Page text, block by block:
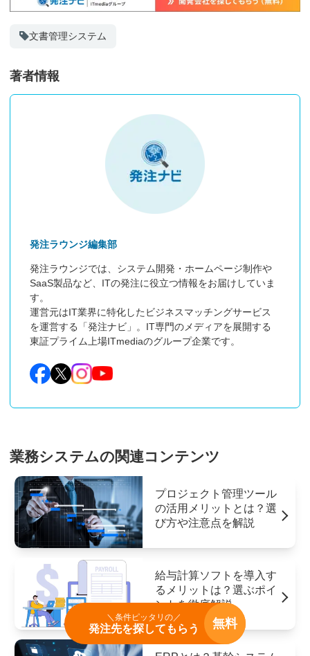
文書管理システム
著者情報
発注ラウンジ編集部
発注ラウンジでは、システム開発・ホームページ制作や
SaaS製品など、ITの発注に役立つ情報をお届けしていま
す。
運営元はIT業界に特化したビジネスマッチングサービス
を運営する「発注ナビ」。IT専門のメディアを展開する
東証プライム上場ITmediaのグループ企業です。
業務システムの関連コンテンツ
プロジェクト管理ツール
の活用メリットとは？選
び方や注意点を解説
給与計算ソフトを導入す
るメリットは？選ぶポイ
ントを徹底解説
＼条件ピッタリの／
発注先を探してもらう 無料